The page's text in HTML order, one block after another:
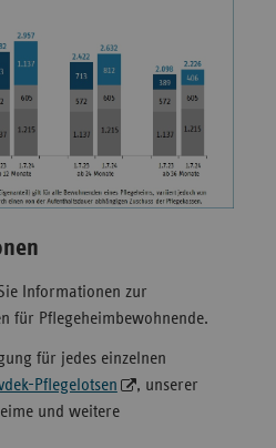
Informationen zur
für Pflegeheimbewohnende.
für jedes einzelnen
Pflegelotsen
, unserer
und weitere